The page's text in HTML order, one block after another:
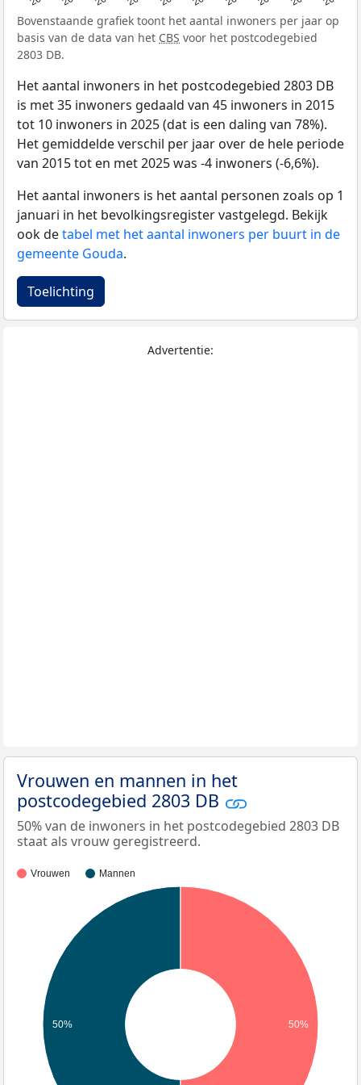
Bovenstaande grafiek toont het aantal inwoners per jaar op
basis van de data van het CBS voor het postcodegebied
2803 DB.
Het aantal inwoners in het postcodegebied 2803 DB
is met 35 inwoners gedaald van 45 inwoners in 2015
tot 10 inwoners in 2025 (dat is een daling van 78%).
Het gemiddelde verschil per jaar over de hele periode
van 2015 tot en met 2025 was -4 inwoners (-6,6%).
Het aantal inwoners is het aantal personen zoals op 1
januari in het bevolkingsregister vastgelegd. Bekijk
ook detabel met het aantal inwoners per buurt in de
gemeente Gouda.
Toelichting
Advertentie:
Vrouwen en mannen in het
postcodegebied 2803 DB
50% van de inwoners in het postcodegebied 2803 DB
staat als vrouw geregistreerd.
Vrouwen Mannen
50% 50%